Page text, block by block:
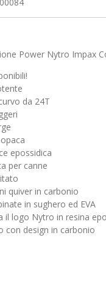
Power Nytro Impax
da 24T
epossidica
per canne
quiver in carbonio
in sughero ed EVA
il logo Nytro in resina
con design in carbonio